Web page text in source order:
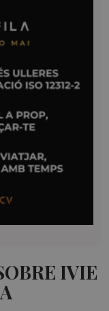
IVIE